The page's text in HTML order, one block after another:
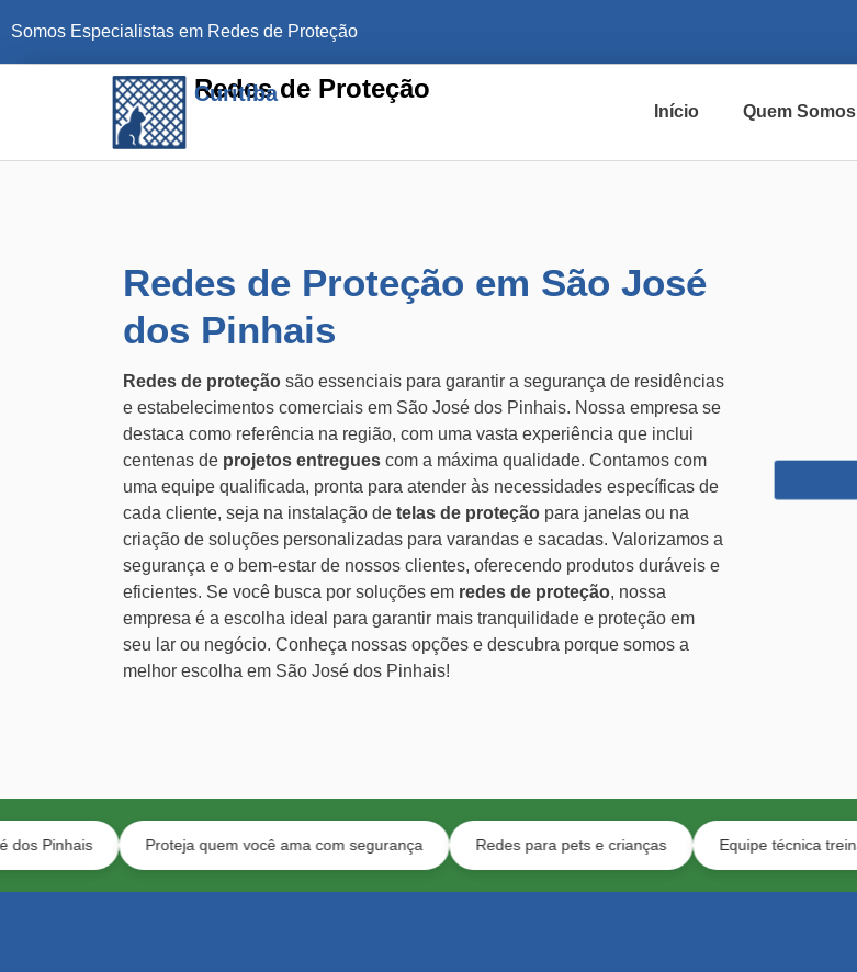
Somos Especialistas em Redes de Proteção
Redes de Proteção
Curitiba
Início Quem Somos
Redes de Proteção em São José
dos Pinhais
Redes de proteção são essenciais para garantir a segurança de residências
e estabelecimentos comerciais em São José dos Pinhais. Nossa empresa se
destaca como referência na região, com uma vasta experiência que inclui
centenas de projetos entregues com a máxima qualidade. Contamos com
uma equipe qualificada, pronta para atender às necessidades específicas de
cada cliente, seja na instalação de telas de proteção para janelas ou na
criação de soluções personalizadas para varandas e sacadas. Valorizamos a
segurança e o bem-estar de nossos clientes, oferecendo produtos duráveis e
eficientes. Se você busca por soluções em redes de proteção, nossa
empresa é a escolha ideal para garantir mais tranquilidade e proteção em
seu lar ou negócio. Conheça nossas opções e descubra porque somos a
melhor escolha em São José dos Pinhais!
Proteja quem você ama com segurança Redes para pets e crianças Equipe técnica treinada com EPI